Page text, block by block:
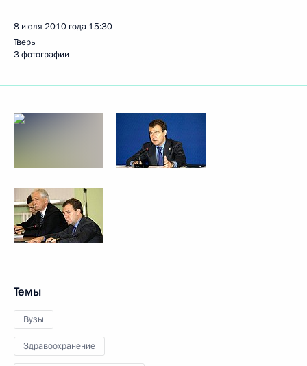
8 июля 2010 года 15:30
Тверь
3 фотографии
Темы
Вузы
Здравоохранение